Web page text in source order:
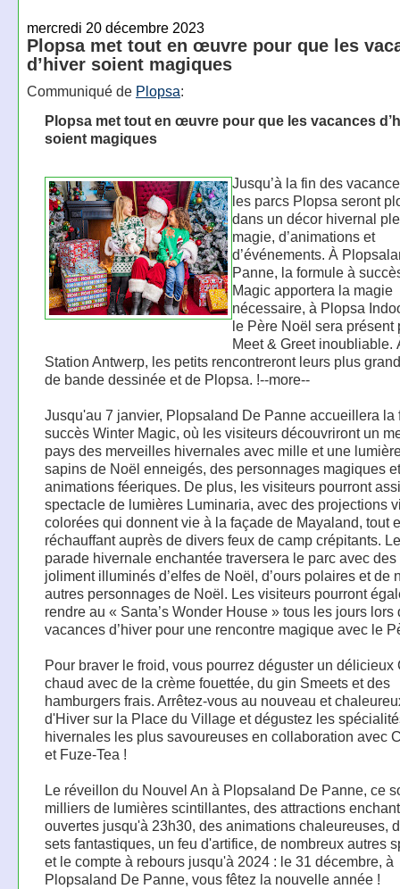
mercredi 20 décembre 2023
Plopsa met tout en œuvre pour que les
d’hiver soient magiques
Communiqué de Plopsa:
Plopsa met tout en œuvre pour que les vacances
soient magiques
Jusqu’à la fin des
les parcs Plopsa seront
dans un décor hivernal
magie, d’animations et
d’événements. À
Panne, la formule à
Magic apportera la magie
nécessaire, à Plopsa
le Père Noël sera présent
Meet & Greet inoubliable.
Station Antwerp, les petits rencontreront leurs plus
de bande dessinée et de Plopsa. !--more--
Jusqu'au 7 janvier, Plopsaland De Panne accueillera la
succès Winter Magic, où les visiteurs découvriront un
pays des merveilles hivernales avec mille et une
sapins de Noël enneigés, des personnages magiques
animations féeriques. De plus, les visiteurs pourront
spectacle de lumières Luminaria, avec des projections
colorées qui donnent vie à la façade de Mayaland, tout
réchauffant auprès de divers feux de camp crépitants.
parade hivernale enchantée traversera le parc avec
joliment illuminés d’elfes de Noël, d’ours polaires et de
autres personnages de Noël. Les visiteurs pourront
rendre au « Santa’s Wonder House » tous les jours lors
vacances d’hiver pour une rencontre magique avec le
Pour braver le froid, vous pourrez déguster un délicieux
chaud avec de la crème fouettée, du gin Smeets et des
hamburgers frais. Arrêtez-vous au nouveau et
d'Hiver sur la Place du Village et dégustez les
hivernales les plus savoureuses en collaboration avec
et Fuze-Tea !
Le réveillon du Nouvel An à Plopsaland De Panne, ce
milliers de lumières scintillantes, des attractions
ouvertes jusqu'à 23h30, des animations chaleureuses,
sets fantastiques, un feu d'artifice, de nombreux autres
et le compte à rebours jusqu'à 2024 : le 31 décembre, à
Plopsaland De Panne, vous fêtez la nouvelle année !